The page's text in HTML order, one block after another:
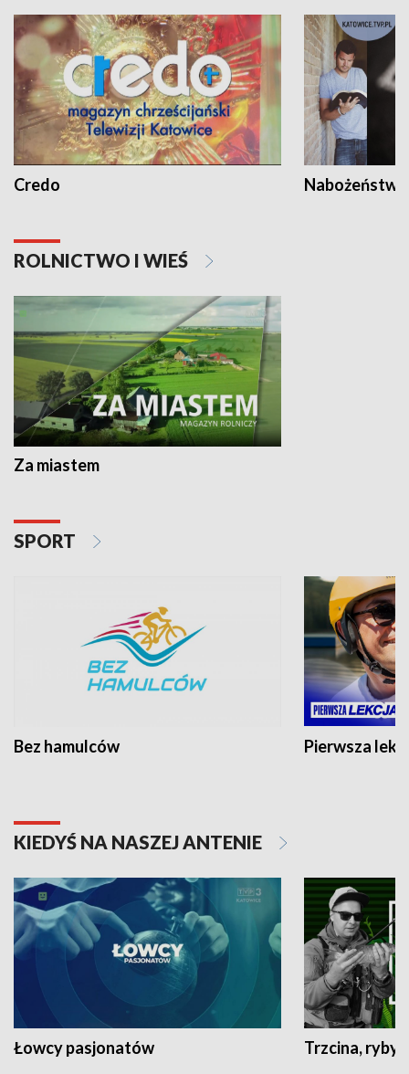
Credo
ROLNICTWO I WIEŚ
Za miastem
SPORT
Bez hamulców Pierwsza
KIEDYŚ NA NASZEJ ANTENIE
Łowcy pasjonatów Trzcina, ryby